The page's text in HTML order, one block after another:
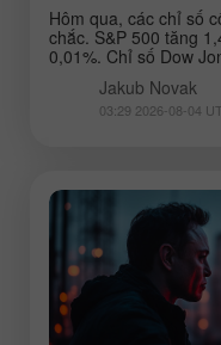
Hôm qua, các chỉ số
chắc. S&P 500 tăng
0,01%. Chỉ số Dow
Jakub Novak
03:29 2026-08-04